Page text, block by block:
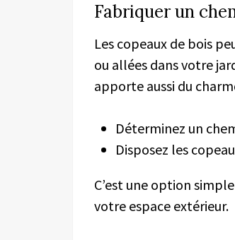
Fabriquer un
Les copeaux de bois
ou allées dans votre
apporte aussi du
Déterminez un
Disposez les
C’est une option
votre espace extérieur.